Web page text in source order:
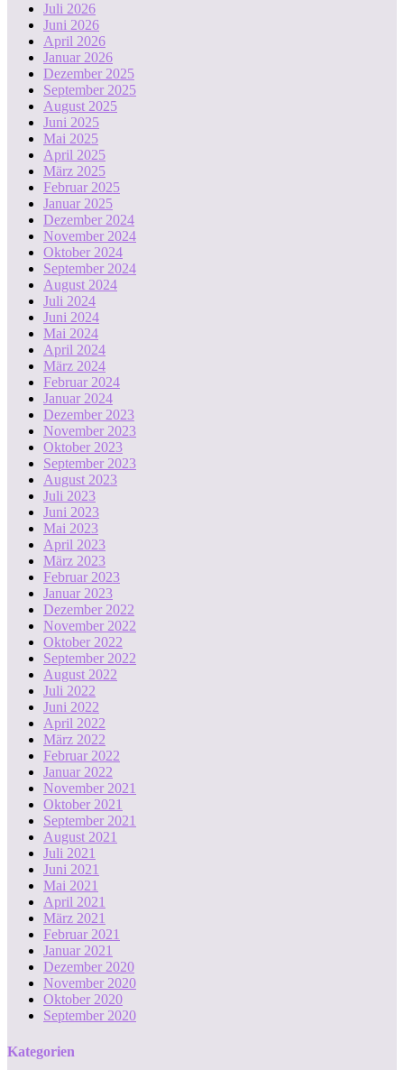
Juli 2026
Juni 2026
April 2026
Januar 2026
Dezember 2025
September 2025
August 2025
Juni 2025
Mai 2025
April 2025
März 2025
Februar 2025
Januar 2025
Dezember 2024
November 2024
Oktober 2024
September 2024
August 2024
Juli 2024
Juni 2024
Mai 2024
April 2024
März 2024
Februar 2024
Januar 2024
Dezember 2023
November 2023
Oktober 2023
September 2023
August 2023
Juli 2023
Juni 2023
Mai 2023
April 2023
März 2023
Februar 2023
Januar 2023
Dezember 2022
November 2022
Oktober 2022
September 2022
August 2022
Juli 2022
Juni 2022
April 2022
März 2022
Februar 2022
Januar 2022
November 2021
Oktober 2021
September 2021
August 2021
Juli 2021
Juni 2021
Mai 2021
April 2021
März 2021
Februar 2021
Januar 2021
Dezember 2020
November 2020
Oktober 2020
September 2020
Kategorien